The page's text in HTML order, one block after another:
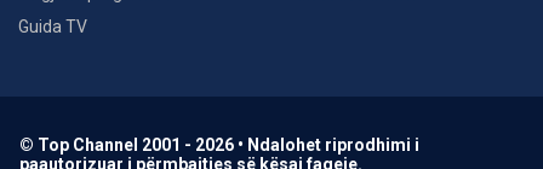
Guida TV
© Top Channel 2001 - 2026 • Ndalohet riprodhimi i
paautorizuar i përmbajtjes së kësaj faqeje.